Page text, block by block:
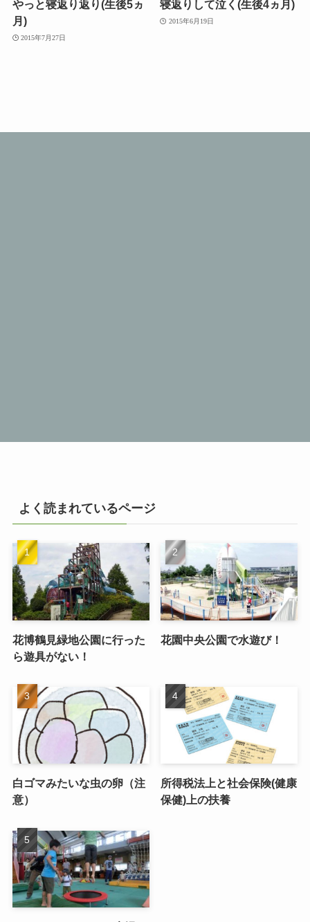
やっと寝返り返り(生後5ヵ
月)
2015年7月27日
寝返りして泣く(生後4ヵ月)
2015年6月19日
よく読まれているページ
花博鶴見緑地公園に行った
ら遊具がない！
花園中央公園で水遊び！
白ゴマみたいな虫の卵（注
意）
所得税法上と社会保険(健康
保健)上の扶養